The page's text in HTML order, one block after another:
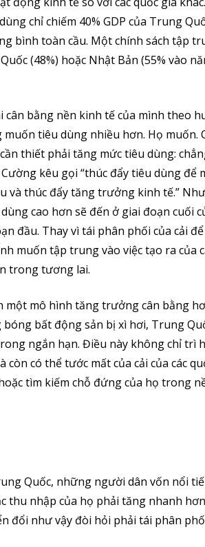
chỉ chiếm 40% GDP của Trung
bình toàn cầu. Một chính sách tập
(48%) hoặc Nhật Bản (55% vào
bằng nền kinh tế của mình theo
tiêu dùng nhiều hơn. Họ muốn.
thiết phải tăng mức tiêu dùng:
kêu gọi “thúc đẩy tiêu dùng để
thúc đẩy tăng trưởng kinh tế.”
cao hơn sẽ đến ở giai đoạn cuối
đầu. Thay vì tái phân phối của cải
muốn tập trung vào việc tạo ra của
trong tương lai.
một mô hình tăng trưởng cân bằng
bất động sản bị xì hơi, Trung
ngắn hạn. Điều này không chỉ trì
có thể tước mất của cải của các
tìm kiếm chỗ đứng của họ trong
Quốc, những người dân vốn nổi
thu nhập của họ phải tăng nhanh
đổi như vậy đòi hỏi phải tái phân